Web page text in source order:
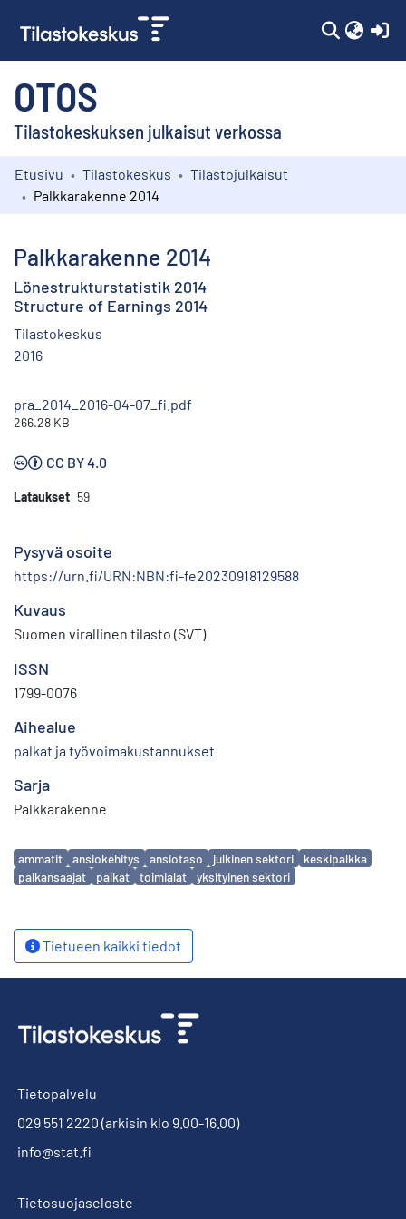
OTOS
Tilastokeskuksen julkaisut verkossa
Kokoelmat
Etusivu Tilastokeskus
Tilastojulkaisut
Palkkarakenne 2014
Palkkarakenne 2014
Lönestrukturstatistik 2014
Structure of Earnings 2014
Tilastokeskus
2016
pra_2014_2016-04-07_fi.pdf
266.28 KB
CC BY 4.0
Lataukset 59
Pysyvä osoite
https://urn.fi/URN:NBN:fi-fe20230918129588
Kuvaus
Suomen virallinen tilasto (SVT)
ISSN
1799-0076
Aihealue
palkat ja työvoimakustannukset
Sarja
Palkkarakenne
Avainsanat
ammatit ansiokehitys ansiotaso julkinen sektori
keskipalkka
palkansaajat
palkat toimialat yksityinen sektori
Tietueen kaikki tiedot
Tietopalvelu
029 551 2220 (arkisin klo 9.00-16.00)
info@stat.fi
Tietosuojaseloste